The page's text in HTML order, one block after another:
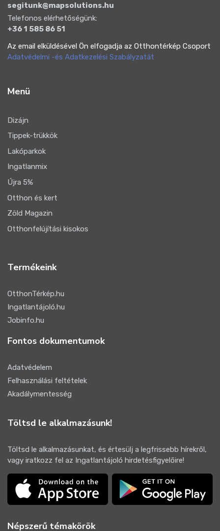
segitunk@mapsolutions.hu
Telefonos elérhetőségünk:
+36 1 585 86 51
Az email elküldésével Ön elfogadja az Otthontérkép Csoport
Adatvédelmi -és Adatkezelési Szabályzatát
Menü
Dizájn
Tippek-trükkök
Lakóparkok
Ingatlanmix
Újra 5%
Otthon és kert
Zöld Magazin
Otthonfelújítási kisokos
Termékeink
OtthonTérkép.hu
Ingatlantájoló.hu
Jobinfo.hu
Fontos dokumentumok
Adatvédelem
Felhasználási feltételek
Akadálymentesség
Töltsd le alkalmazásunk!
Töltsd le alkalmazásunkat, és értesülj a legfrissebb hírekről,
vagy iratkozz fel az Ingatlantájoló hirdetésfigyelőire!
Népszerű témakörök